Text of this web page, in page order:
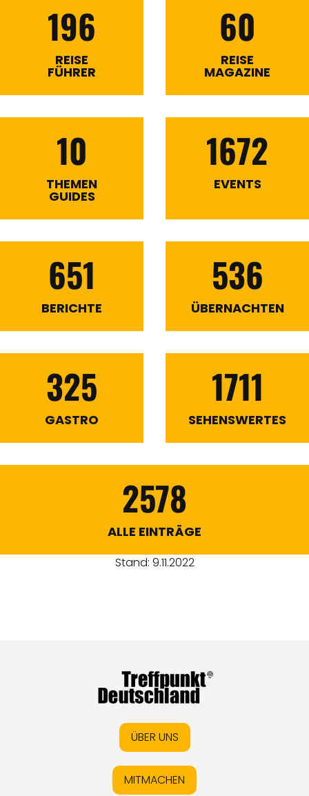
196
REISE
FÜHRER
60
REISE
MAGAZINE
10
THEMEN
GUIDES
1672
EVENTS
651
BERICHTE
536
ÜBERNACHTEN
325
GASTRO
1711
SEHENSWERTES
2578
ALLE EINTRÄGE
Stand: 9.11.2022
ÜBER UNS
MITMACHEN